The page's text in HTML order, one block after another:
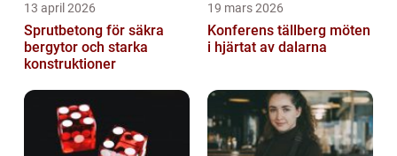
13 april 2026
Sprutbetong för säkra
bergytor och starka
konstruktioner
19 mars 2026
Konferens tällberg möten
i hjärtat av dalarna